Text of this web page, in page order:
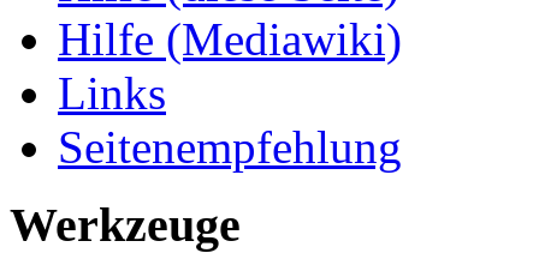
Hilfe (Mediawiki)
Links
Seitenempfehlung
Werkzeuge